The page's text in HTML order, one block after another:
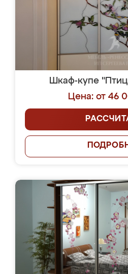
Шкаф-купе
Цена: от 46